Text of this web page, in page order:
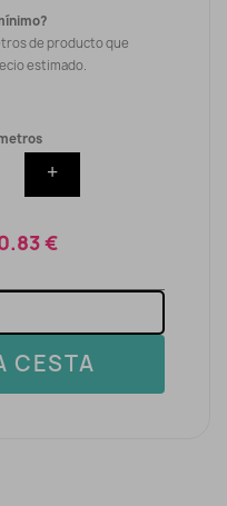
de producto que
estimado.
+
€
CESTA